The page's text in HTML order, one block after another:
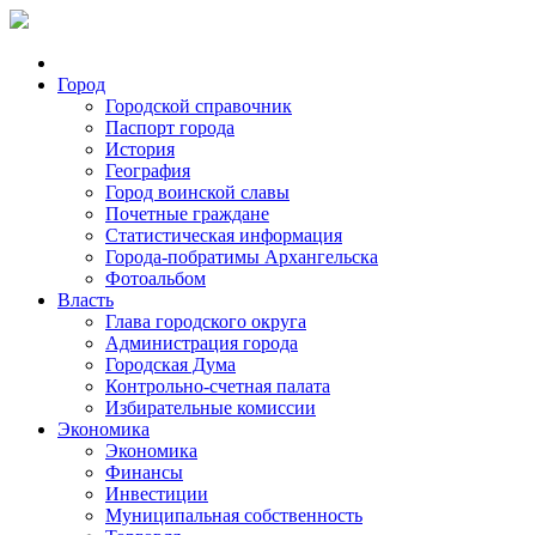
Город
Городской справочник
Паспорт города
История
География
Город воинской славы
Почетные граждане
Статистическая информация
Города-побратимы Архангельска
Фотоальбом
Власть
Глава городского округа
Администрация города
Городская Дума
Контрольно-счетная палата
Избирательные комиссии
Экономика
Экономика
Финансы
Инвестиции
Муниципальная собственность